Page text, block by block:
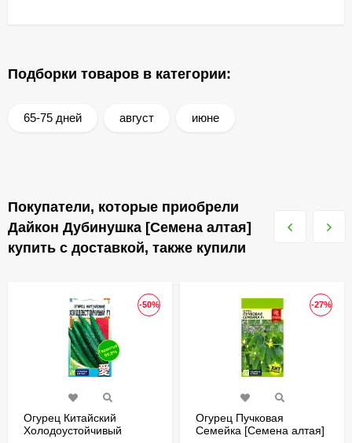
Подборки товаров в категории:
65-75 дней август июне
Покупатели, которые приобрели
Дайкон Дубинушка [Семена алтая]
купить с доставкой, также купили
-50%
Огурец Китайский
Холодоустойчивый
-27%
Огурец Пучковая
Семейка [Семена алтая]